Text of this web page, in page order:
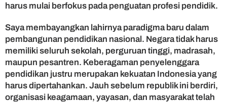
harus mulai berfokus pada penguatan profesi pendidik.
Saya membayangkan lahirnya paradigma baru dalam
pembangunan pendidikan nasional. Negara tidak harus
memiliki seluruh sekolah, perguruan tinggi, madrasah,
maupun pesantren. Keberagaman penyelenggara
pendidikan justru merupakan kekuatan Indonesia yang
harus dipertahankan. Jauh sebelum republik ini berdiri,
organisasi keagamaan, yayasan, dan masyarakat telah